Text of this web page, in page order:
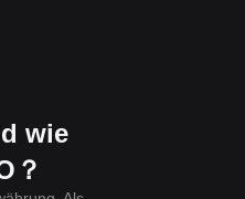
wie
？